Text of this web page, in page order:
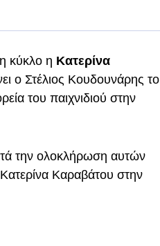
κύκλο η Κατερίνα
ο Στέλιος Κουδουνάρης το
του παιχνιδιού στην
την ολοκλήρωση αυτών
Καραβάτου στην